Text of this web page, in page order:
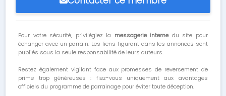
Pour votre sécurité, privilégiez la messagerie internedu site pour
échanger avec un parrain. Les liens figurant dans les annonces sont
publiés sous la seule responsabilité de leurs auteurs.
Restez également vigilant face aux promesses de reversement de
prime trop généreuses : fiez-vous uniquement aux avantages
officiels du programme de parrainage pour éviter toute déception.